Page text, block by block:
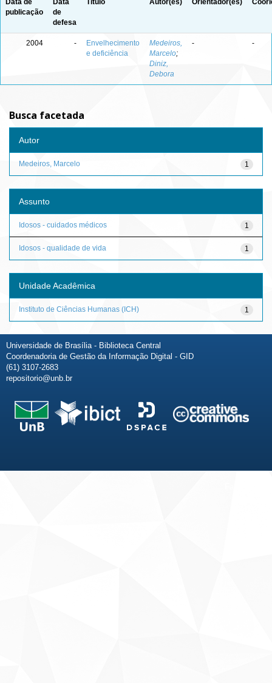
Data de
publicação
Data
de
defesa
Título Autor(es) Orientador(es)
2004 -
Envelhecimento
e deficiência
Medeiros,
Marcelo;
Diniz,
Debora
- -
Busca facetada
Autor
1
Medeiros, Marcelo
Assunto
1
Idosos - cuidados médicos
1
Idosos - qualidade de vida
Unidade Acadêmica
1
Instituto de Ciências Humanas (ICH)
Universidade de Brasília - Biblioteca Central
Coordenadoria de Gestão da Informação Digital - GID
(61) 3107-2683
repositorio@unb.br